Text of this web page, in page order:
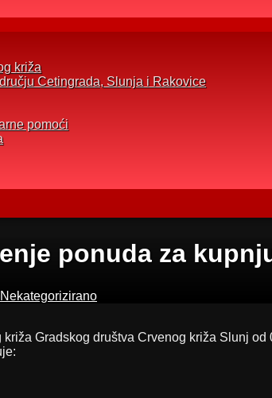
križa
Cetingrada, Slunja i Rakovice
pomoći
ponuda za
Nekategorizirano
Gradskog društva Crvenog križa Slunj